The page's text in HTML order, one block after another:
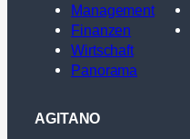
Management
Finanzen
Wirtschaft
Panorama
AGITANO